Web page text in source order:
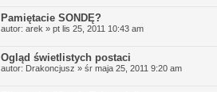
Pamiętacie SONDĘ?
autor: arek » pt lis 25, 2011 10:43 am
Ogląd świetlistych postaci
autor: Drakoncjusz » śr maja 25, 2011 9:20 am